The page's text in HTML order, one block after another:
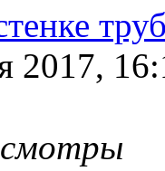
2017,